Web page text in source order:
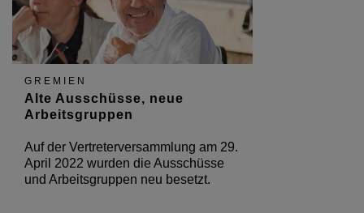
GREMIEN
Alte Ausschüsse, neue
Arbeitsgruppen
Auf der Vertreterversammlung am 29.
April 2022 wurden die Ausschüsse
und Arbeitsgruppen neu besetzt.